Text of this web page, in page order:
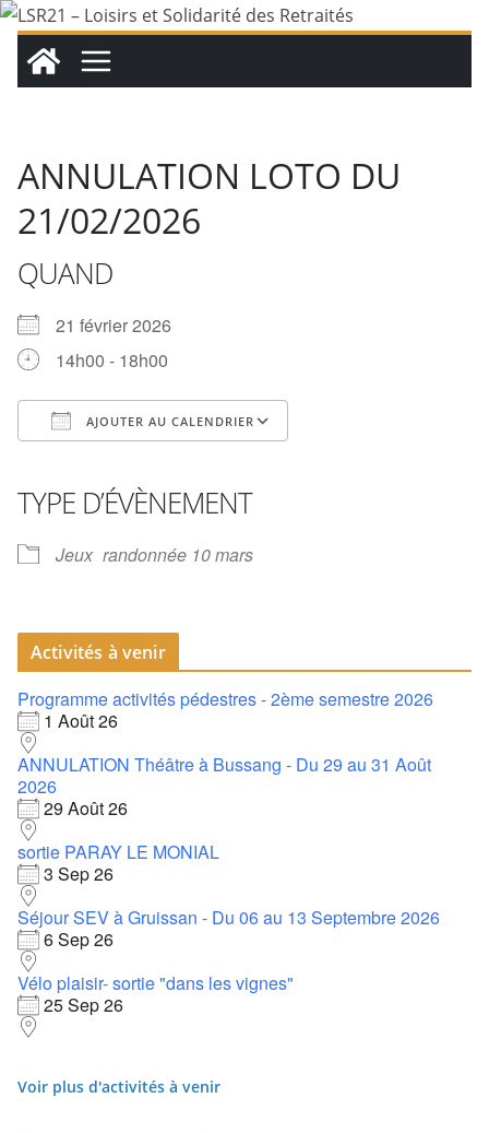
Passer
contenu
ANNULATION LOTO DU
21/02/2026
QUAND
21 février 2026
14h00 - 18h00
AJOUTER AU CALENDRIER
TYPE D’ÉVÈNEMENT
Jeux randonnée 10 mars
Activités à venir
Programme activités pédestres - 2ème semestre 2026
1 Août 26
ANNULATION Théâtre à Bussang - Du 29 au 31 Août
2026
29 Août 26
sortie PARAY LE MONIAL
3 Sep 26
Séjour SEV à Gruissan - Du 06 au 13 Septembre 2026
6 Sep 26
Vélo plaisir- sortie "dans les vignes"
25 Sep 26
Voir plus d'activités à venir